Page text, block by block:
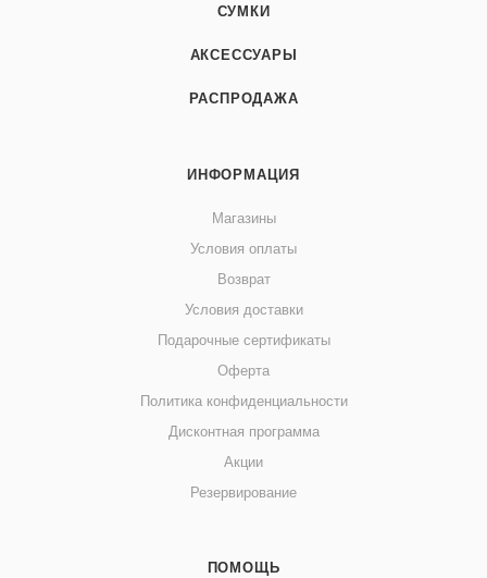
СУМКИ
АКСЕССУАРЫ
РАСПРОДАЖА
ИНФОРМАЦИЯ
Магазины
Условия оплаты
Возврат
Условия доставки
Подарочные сертификаты
Оферта
Политика конфиденциальности
Дисконтная программа
Акции
Резервирование
ПОМОЩЬ